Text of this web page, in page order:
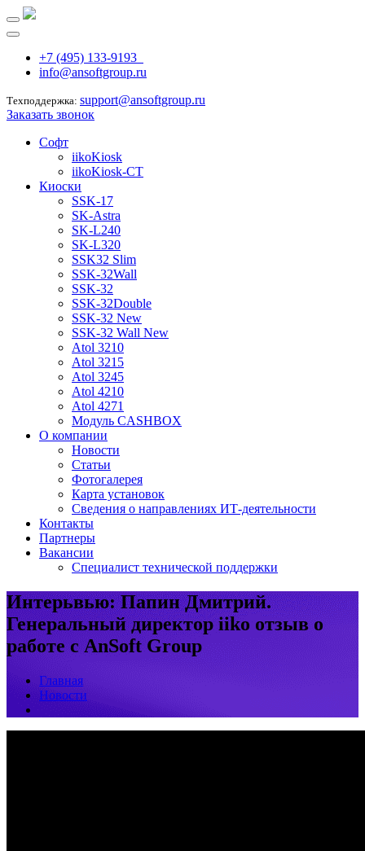
+7 (495) 133-9193
info@ansoftgroup.ru
Техподдержка: support@ansoftgroup.ru
Заказать звонок
Софт
iikoKiosk
iikoKiosk-CT
Киоски
SSK-17
SK-Astra
SK-L240
SK-L320
SSK32 Slim
SSK-32Wall
SSK-32
SSK-32Double
SSK-32 New
SSK-32 Wall New
Atol 3210
Atol 3215
Atol 3245
Atol 4210
Atol 4271
Модуль CASHBOX
О компании
Новости
Статьи
Фотогалерея
Карта установок
Сведения о направлениях ИТ-деятельности
Контакты
Партнеры
Вакансии
Специалист технической поддержки
Интерьвью: Папин Дмитрий.
Генеральный директор iiko отзыв о
работе с AnSoft Group
Главная
Новости